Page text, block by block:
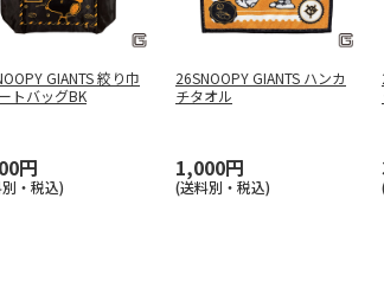
GIANTS 絞り巾
トバッグBK
円
・税込)
26SNOOPY GIANTS ハンカ
チタオル
1,000円
(送料別・税込)